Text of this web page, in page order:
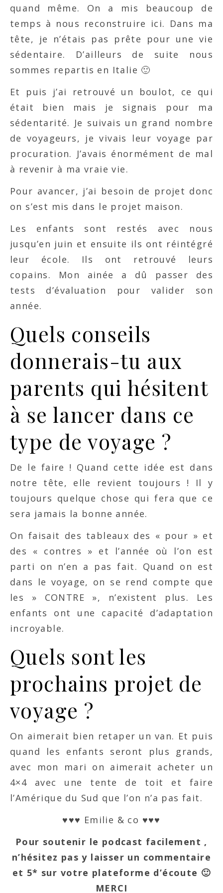
quand même. On a mis beaucoup de
temps à nous reconstruire ici. Dans ma
tête, je n’étais pas prête pour une vie
sédentaire. D’ailleurs de suite nous
sommes repartis en Italie 🙂
Et puis j’ai retrouvé un boulot, ce qui
était bien mais je signais pour ma
sédentarité. Je suivais un grand nombre
de voyageurs, je vivais leur voyage par
procuration. J’avais énormément de mal
à revenir à ma vraie vie.
Pour avancer, j’ai besoin de projet donc
on s’est mis dans le projet maison.
Les enfants sont restés avec nous
jusqu’en juin et ensuite ils ont réintégré
leur école. Ils ont retrouvé leurs
copains. Mon ainée a dû passer des
tests d’évaluation pour valider son
année.
Quels conseils
donnerais-tu aux
parents qui hésitent
à se lancer dans ce
type de voyage ?
De le faire ! Quand cette idée est dans
notre tête, elle revient toujours ! Il y
toujours quelque chose qui fera que ce
sera jamais la bonne année.
On faisait des tableaux des « pour » et
des « contres » et l’année où l’on est
parti on n’en a pas fait. Quand on est
dans le voyage, on se rend compte que
les » CONTRE », n’existent plus. Les
enfants ont une capacité d’adaptation
incroyable.
Quels sont les
prochains projet de
voyage ?
On aimerait bien retaper un van. Et puis
quand les enfants seront plus grands,
avec mon mari on aimerait acheter un
4×4 avec une tente de toit et faire
l’Amérique du Sud que l’on n’a pas fait.
♥♥♥ Emilie & co ♥♥♥
Pour soutenir le podcast facilement ,
n’hésitez pas y laisser un commentaire
et 5* sur votre plateforme d’écoute 🙂
MERCI